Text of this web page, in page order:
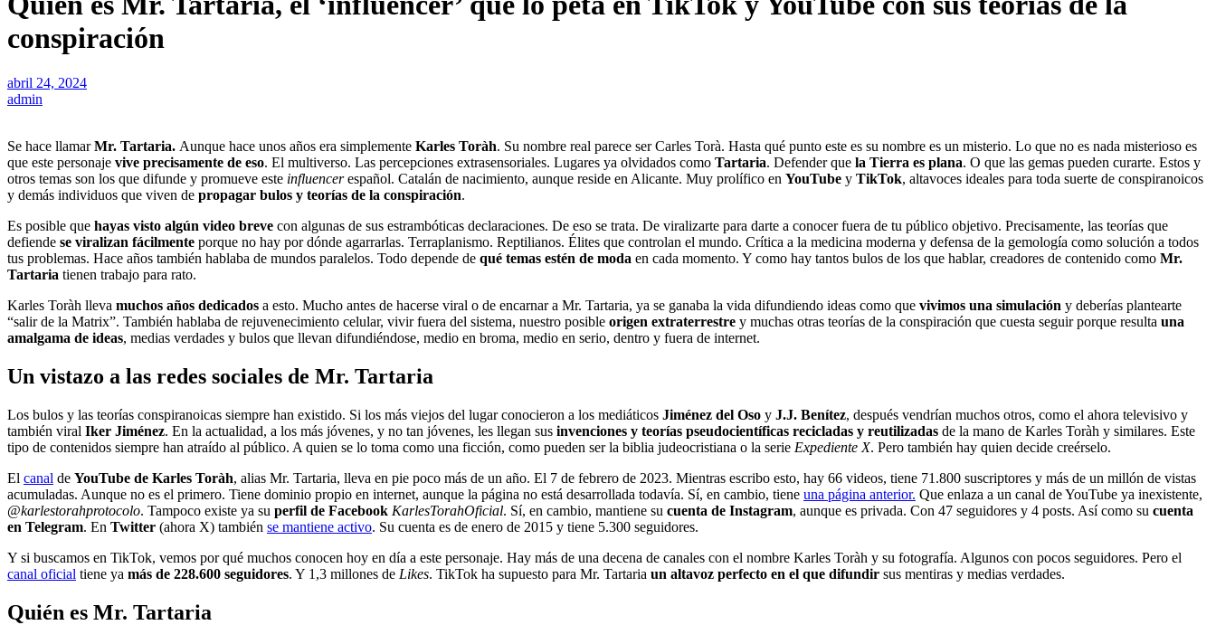
conspiración
abril 24, 2024
admin
Se hace llamarMr. Tartaria. Aunque hace unos años era simplemente Karles Toràh. Su nombre real parece ser Carles Torà. Hasta qué punto este es su nombre es un misterio. Lo que no es nada misterioso es
que este personaje vive precisamente de eso. El multiverso. Las percepciones extrasensoriales. Lugares ya olvidados como Tartaria. Defender que la Tierra es plana. O que las gemas pueden curarte. Estos y
otros temas son los que difunde y promueve este influencerespañol. Catalán de nacimiento, aunque reside en Alicante. Muy prolífico en YouTube y TikTok, altavoces ideales para toda suerte de conspiranoicos
y demás individuos que viven de propagar bulos y teorías de la conspiración.
Es posible que hayas visto algún video breve con algunas de sus estrambóticas declaraciones. De eso se trata. De viralizarte para darte a conocer fuera de tu público objetivo. Precisamente, las teorías que
defiende se viralizan fácilmente porque no hay por dónde agarrarlas. Terraplanismo. Reptilianos. Élites que controlan el mundo. Crítica a la medicina moderna y defensa de la gemología como solución a todos
tus problemas. Hace años también hablaba de mundos paralelos. Todo depende de qué temas estén de moda en cada momento. Y como hay tantos bulos de los que hablar, creadores de contenido como Mr.
Tartaria tienen trabajo para rato.
Karles Toràh lleva muchos años dedicados a esto. Mucho antes de hacerse viral o de encarnar a Mr. Tartaria, ya se ganaba la vida difundiendo ideas como que vivimos una simulación y deberías plantearte
“salir de la Matrix”. También hablaba de rejuvenecimiento celular, vivir fuera del sistema, nuestro posible origen extraterrestre y muchas otras teorías de la conspiración que cuesta seguir porque resulta una
amalgama de ideas, medias verdades y bulos que llevan difundiéndose, medio en broma, medio en serio, dentro y fuera de internet.
Un vistazo a las redes sociales de Mr. Tartaria
Los bulos y las teorías conspiranoicas siempre han existido. Si los más viejos del lugar conocieron a los mediáticos Jiménez del Oso y J.J. Benítez, después vendrían muchos otros, como el ahora televisivo y
también viral Iker Jiménez. En la actualidad, a los más jóvenes, y no tan jóvenes, les llegan sus invenciones y teorías pseudocientíficas recicladas y reutilizadas de la mano de Karles Toràh y similares. Este
tipo de contenidos siempre han atraído al público. A quien se lo toma como una ficción, como pueden ser la biblia judeocristiana o la serie Expediente X. Pero también hay quien decide creérselo.
El canal de YouTube de Karles Toràh, alias Mr. Tartaria, lleva en pie poco más de un año. El 7 de febrero de 2023. Mientras escribo esto, hay 66 videos, tiene 71.800 suscriptores y más de un millón de vistas
acumuladas. Aunque no es el primero. Tiene dominio propio en internet, aunque la página no está desarrollada todavía. Sí, en cambio, tiene una página anterior. Que enlaza a un canal de YouTube ya inexistente,
@karlestorahprotocolo. Tampoco existe ya su perfil de Facebook KarlesTorahOficial. Sí, en cambio, mantiene su cuenta de Instagram, aunque es privada. Con 47 seguidores y 4 posts. Así como su cuenta
en Telegram. En Twitter (ahora X) también se mantiene activo. Su cuenta es de enero de 2015 y tiene 5.300 seguidores.
Y si buscamos en TikTok, vemos por qué muchos conocen hoy en día a este personaje. Hay más de una decena de canales con el nombre Karles Toràh y su fotografía. Algunos con pocos seguidores. Pero el
canal oficial tiene ya más de 228.600 seguidores. Y 1,3 millones de Likes. TikTok ha supuesto para Mr. Tartaria un altavoz perfecto en el que difundir sus mentiras y medias verdades.
Quién es Mr. Tartaria